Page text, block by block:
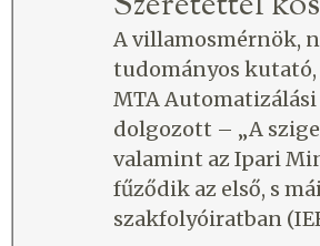
A villamosmérnök,
tudományos kutató,
MTA
dolgozott – „A
valamint az Ipari
fűződik az első, s
szakfolyóiratban